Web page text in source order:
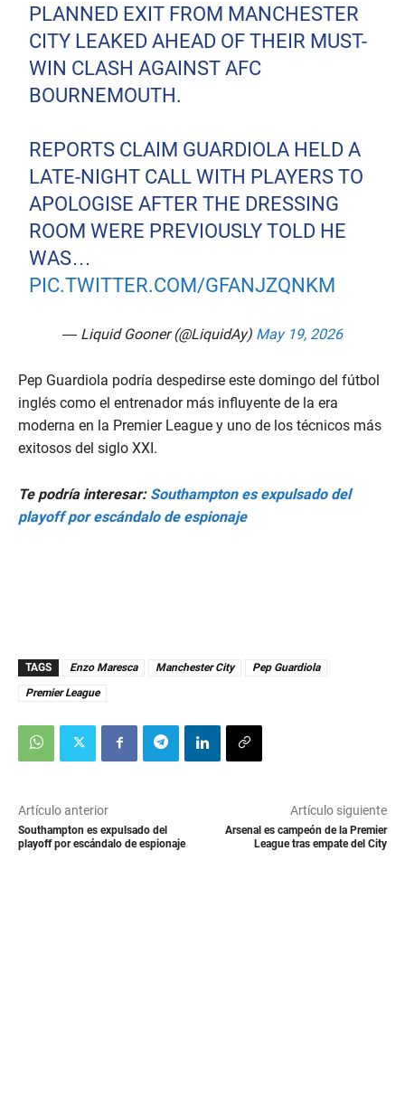
PLANNED EXIT FROM MANCHESTER
CITY LEAKED AHEAD OF THEIR MUST-
WIN CLASH AGAINST AFC
BOURNEMOUTH.
REPORTS CLAIM GUARDIOLA HELD A
LATE-NIGHT CALL WITH PLAYERS TO
APOLOGISE AFTER THE DRESSING
ROOM WERE PREVIOUSLY TOLD HE
WAS…
PIC.TWITTER.COM/GFANJZQNKM
— Liquid Gooner (@LiquidAy) May 19, 2026
Pep Guardiola podría despedirse este domingo del fútbol
inglés como el entrenador más influyente de la era
moderna en la Premier League y uno de los técnicos más
exitosos del siglo XXI.
Te podría interesar: Southampton es expulsado del
playoff por escándalo de espionaje
TAGS Enzo Maresca Manchester City
Pep Guardiola
Premier League
Artículo anterior
Southampton es expulsado del
playoff por escándalo de espionaje
Artículo siguiente
Arsenal es campeón de la Premier
League tras empate del City